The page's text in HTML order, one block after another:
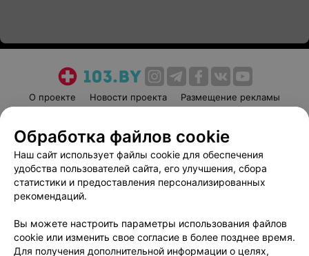
О проекте Новости проекта
Размещение рекламы
Пользовательское соглашение
Способы оплаты
Вакансии
Партнеры
Написать руководителю 103.by
Обработка персональных данных
Обработка файлов cookie
Наш сайт использует файлы cookie для обеспечения
удобства пользователей сайта, его улучшения, сбора
статистики и предоставления персонализированных
рекомендаций.
Вы можете настроить параметры использования файлов
cookie или изменить свое согласие в более позднее время.
Для получения дополнительной информации о целях,